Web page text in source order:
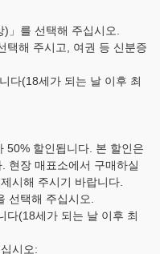
」를 선택해 주십시오.
택해 주시고, 여권 등 신분증
다(18세가 되는 날 이후 최
50% 할인됩니다. 본 할인은
현장 매표소에서 구매하실
시해 주시기 바랍니다.
선택해 주십시오.
다(18세가 되는 날 이후 최
시오: